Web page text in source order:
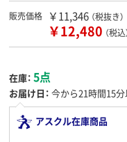
販売価格 ￥11,346 （税抜き）
￥12,480 （税込
在庫： 5点
お届け日： 今から21時間15分
アスクル在庫商品